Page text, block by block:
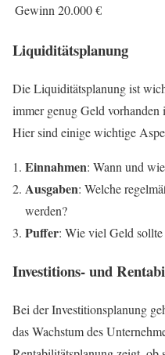
Gewinn 20.000 €
Liquiditätsplanung
Die Liquiditätsplanung ist
immer genug Geld vorhanden
Hier sind einige wichtige
Einnahmen: Wann und
Ausgaben: Welche
werden?
Puffer: Wie viel Geld sollte
Investitions- und
Bei der Investitionsplanung
das Wachstum des